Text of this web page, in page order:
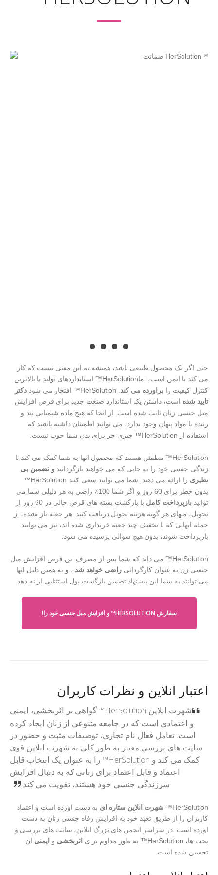
حتی اگر یک محصول طبیعی باشد، همیشه به این معنی نیست که کار
می کند یا ایمن است، اماHerSolution™ استانداردهای تولید با بالاترین
کنترل کیفیت را براورده می کند. HerSolution™ افتخار می شود
دکتر
تایید شده است، داشتن یک استاندارد صنعت جدید برای قرص افزایش
میل جنسی زنان ثابت شده است. از انجا که هیچ ماده شیمیایی تند و
زننده یا مواد پنهان وجود ندارد، می توانید اطمینان داشته باشید که
استفاده از HerSolution™ چیزی جز برای بدن شما خوب نیست.
HerSolution™ مطمئن هستند که محصول انها به شما کمک می کند تا
زندگی جنسی خود را به جایی که می خواهید بازگردانید و تضمین بی
نظیری
را ارائه می دهند. شما می توانید سعی کنید HerSolution™
بدون خطر برای 60 روز و اگر شما 100٪ راضی به هر دلیلی شما می
توانید بازپرداخت کامل
با بازگشت بسته های قرص خالی در 60 روز از
تحویل، منهای هر گونه هزینه تحویل دریافت کنید. هر جعبه باز نشده، از
جمله انهایی که با تخفیف چند جعبه خریداری شده اند، نیز می توانند
بازپرداخت شوند، بدون هیچ سوالی پرسیده می شود.
HerSolution™ می داند که شما پس از مصرف این قرص افزایش میل
جنسی زن به عنوان کارگردانی راضی خواهد شد ، و به همین دلیل انها
می توانند به شما این پیشنهاد تضمین بازگشت پول استثنایی ارائه دهد.
سفارش HERSOLUTION™ و افزایش میل جنسی خود را!
اعتبار انلاین و نظرات کاربران
شهرت انلاین HerSolution™ گواهی بر اثربخشی، ایمنی
و اعتمادی است که در جامعه متنوعی از زنان ایجاد کرده
است. تعامل فعال نام تجاری، توصیفات مثبت و حضور در
سایت های بررسی معتبر به طور کلی به شهرت انلاین قوی
کمک می کند و HerSolution™ را به عنوان یک انتخاب قابل
اعتماد و قابل اعتماد برای زنانی که به دنبال افزایش
سرزندگی جنسی خود هستند، تقویت می کند.
HerSolution™ شهرت انلاین ستاره ای به دست اورده است و اعتماد
کاربران را از طریق تعهد خود به افزایش رفاه جنسی زنان به دست
اورده است. در سراسر انجمن های بزرگ انلاین، سایت های بررسی و
بحث ها، HerSolution™ به طور مداوم برای
اثربخشی و ایمنی ان
تحسین شده است.